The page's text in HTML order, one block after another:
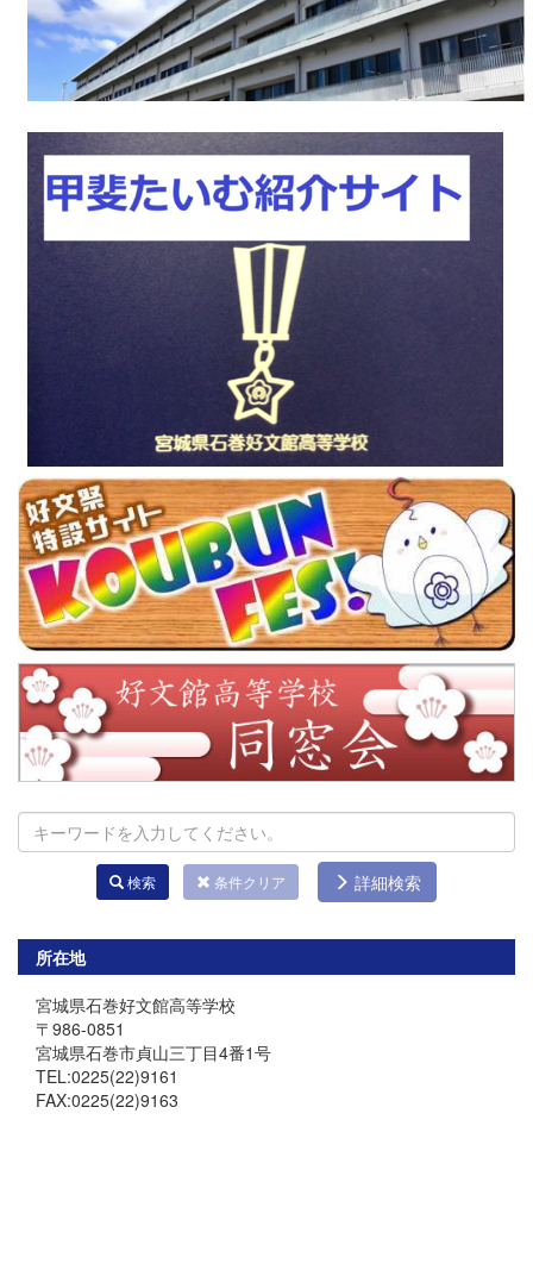
検索 条件クリア 詳細検索
所在地
宮城県石巻好文館高等学校
〒986-0851
宮城県石巻市貞山三丁目4番1号
TEL:0225(22)9161
FAX:0225(22)9163